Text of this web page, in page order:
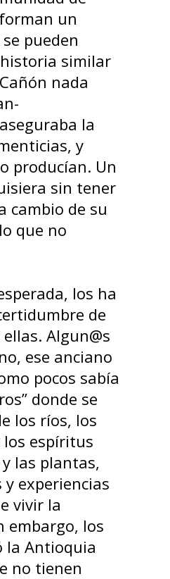
similar
nada
la
y
Un
sin tener
cambio de su
que no
los ha
de
Algun@s
ese anciano
pocos sabía
donde se
los ríos, los
los espíritus
las plantas,
experiencias
vivir la
los
la Antioquia
no tienen